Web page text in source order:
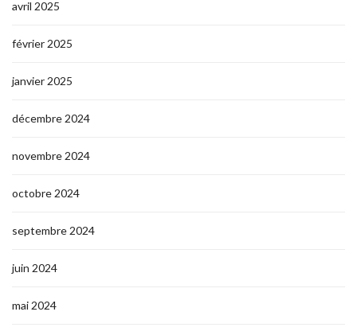
avril 2025
février 2025
janvier 2025
décembre 2024
novembre 2024
octobre 2024
septembre 2024
juin 2024
mai 2024